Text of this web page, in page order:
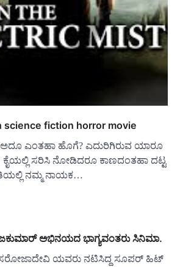
science fiction horror movie
ಎಂತಹಾ ಹೊಗೆ? ಎದುರಿಗಿರುವ ಯಾರೂ
ಸರಿಸಿ ನೋಡಿದರೂ ಕಾಣದಂತಹಾ ದಟ್ಟ
ನಮ್ಮ ನಾಯಕ…
ಅಭಿನಯದ ಭಾಗ್ಯವಂತರು ಸಿನಿಮಾ.
ಸರೋಜಾದೇವಿ ಯವರು ನಟಿಸಿದ್ದ ಸೂಪರ್ ಹಿಟ್